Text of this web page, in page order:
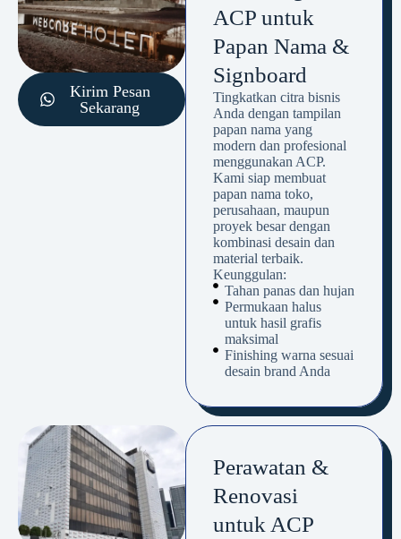
Kirim Pesan
Sekarang
ACP untuk
Papan Nama &
Signboard
Tingkatkan citra bisnis
Anda dengan tampilan
papan nama yang
modern dan profesional
menggunakan ACP.
Kami siap membuat
papan nama toko,
perusahaan, maupun
proyek besar dengan
kombinasi desain dan
material terbaik.
Keunggulan:
Tahan panas dan hujan
Permukaan halus
untuk hasil grafis
maksimal
Finishing warna sesuai
desain brand Anda
Perawatan &
Renovasi
untuk ACP